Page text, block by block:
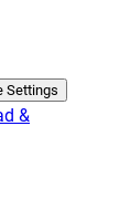
Settings
&